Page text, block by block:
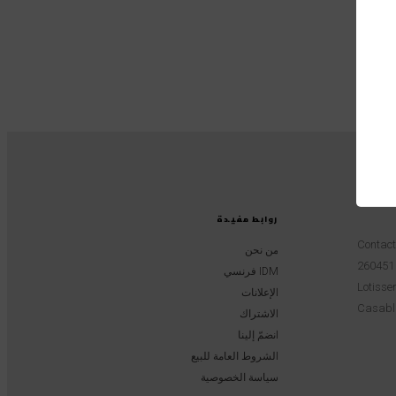
روابط مفيدة
من نحن
IDM فرنسي
الإعلانات
الاشتراك
انضمّ إلينا
الشروط العامة للبيع
سياسة الخصوصية